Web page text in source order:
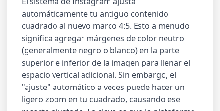
automáticamente tu antiguo contenido
cuadrado al nuevo marco 4:5. Esto a menudo
significa agregar márgenes de color neutro
(generalmente negro o blanco) en la parte
superior e inferior de la imagen para llenar el
espacio vertical adicional. Sin embargo, el
"ajuste" automático a veces puede hacer un
ligero zoom en tu cuadrado, causando ese